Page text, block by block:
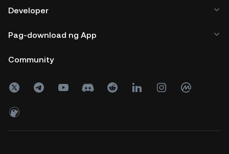
Developer
Pag-download ng App
Community